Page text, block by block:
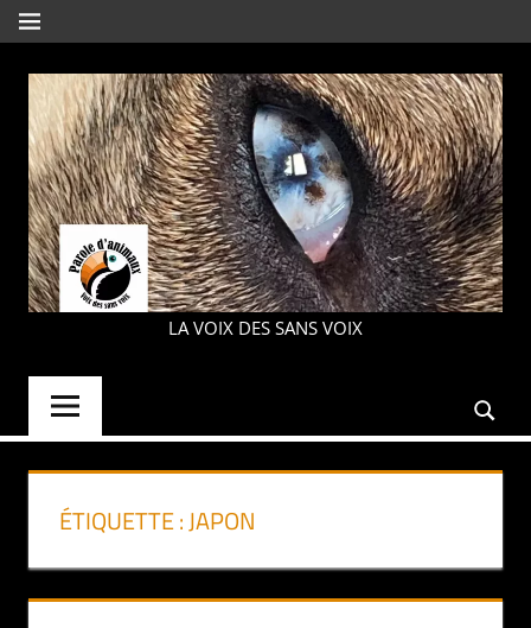
Aller
au
contenu
MENU
PAROLE
LA VOIX DES SANS VOIX
ÉTIQUETTE :JAPON